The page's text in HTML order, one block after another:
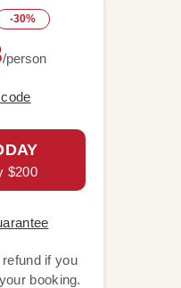
-30%
/person
$200
if you
booking.